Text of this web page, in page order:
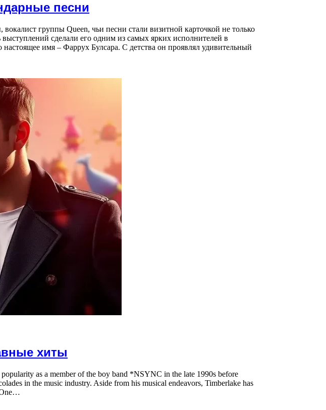
песни
группы Queen, чьи песни стали визитной карточкой не только
сделали его одним из самых ярких исполнителей в
имя – Фаррух Булсара. С детства он проявлял удивительный
хиты
as a member of the boy band *NSYNC in the late 1990s before
in the music industry. Aside from his musical endeavors, Timberlake has
One…